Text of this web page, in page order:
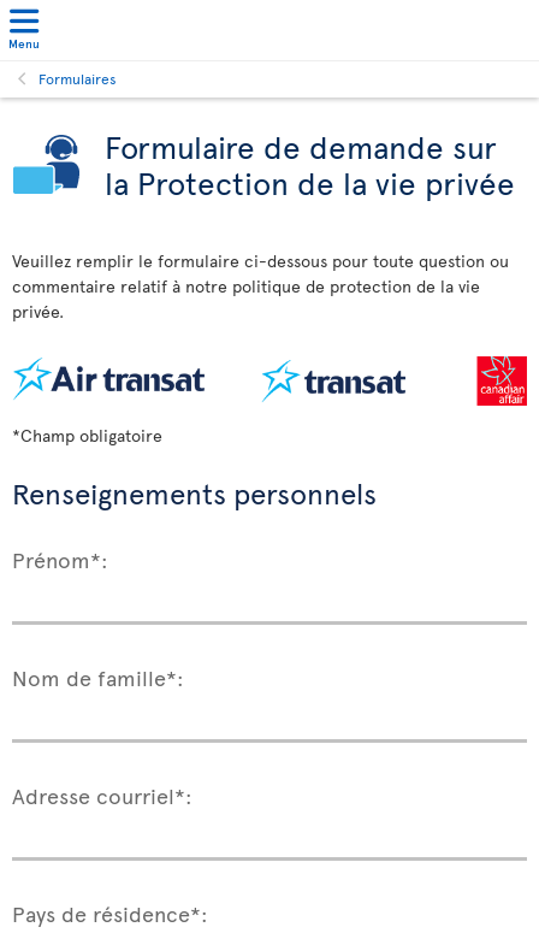
Menu
Formulaires
Formulaire de demande sur
la Protection de la vie privée
Veuillez remplir le formulaire ci-dessous pour toute question ou
commentaire relatif à notre politique de protection de la vie
privée.
*Champ obligatoire
Renseignements personnels
Prénom*:
Nom de famille*:
Adresse courriel*:
Pays de résidence*: